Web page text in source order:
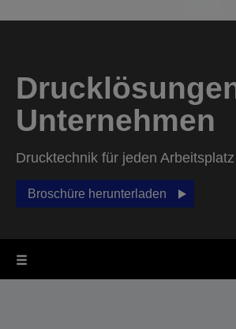
Unternehmen
Drucktechnik für jeden
Broschüre herunterladen